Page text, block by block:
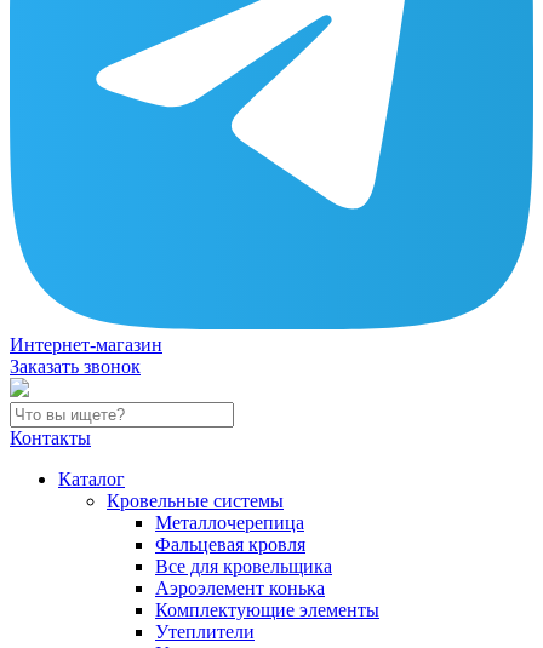
Интернет-магазин
Заказать звонок
Контакты
Каталог
Кровельные системы
Металлочерепица
Фальцевая кровля
Все для кровельщика
Аэроэлемент конька
Комплектующие элементы
Утеплители